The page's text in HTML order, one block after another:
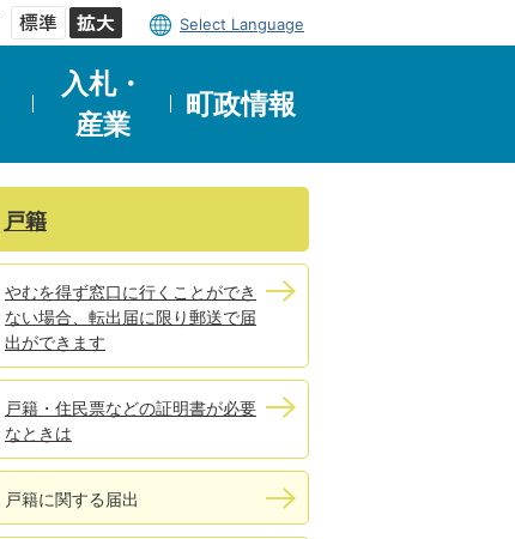
Select Language
入札・
産業
町政情報
戸籍
やむを得ず窓口に行くことができ
ない場合、転出届に限り郵送で届
出ができます
戸籍・住民票などの証明書が必要
なときは
戸籍に関する届出